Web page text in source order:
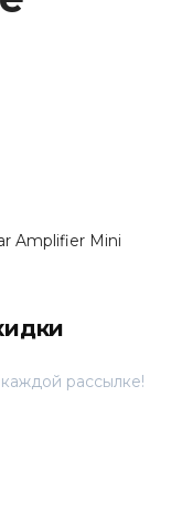
Amplifier Mini
рассылке!